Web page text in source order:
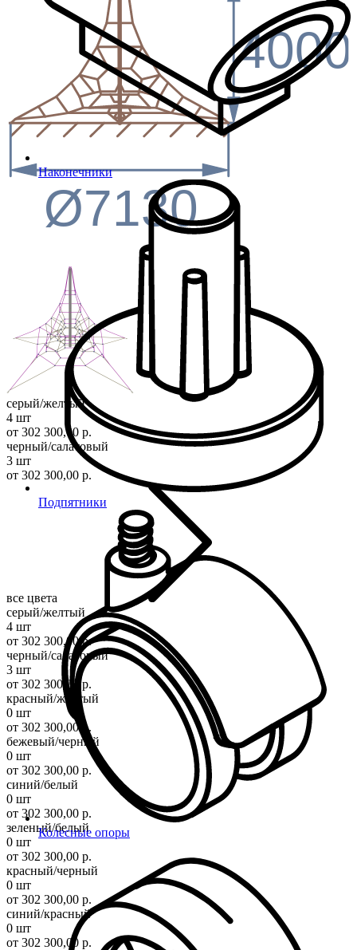
Наконечники
Подпятники
Колесные опоры
4000
Ø7130
серый/желтый
4 шт
от 302 300,00 р.
черный/салатовый
3 шт
от 302 300,00 р.
все цвета
серый/желтый
4 шт
от 302 300,00 р.
черный/салатовый
3 шт
от 302 300,00 р.
красный/желтый
0 шт
от 302 300,00 р.
бежевый/черный
0 шт
от 302 300,00 р.
синий/белый
0 шт
от 302 300,00 р.
зеленый/белый
0 шт
от 302 300,00 р.
красный/черный
0 шт
от 302 300,00 р.
синий/красный
0 шт
от 302 300,00 р.